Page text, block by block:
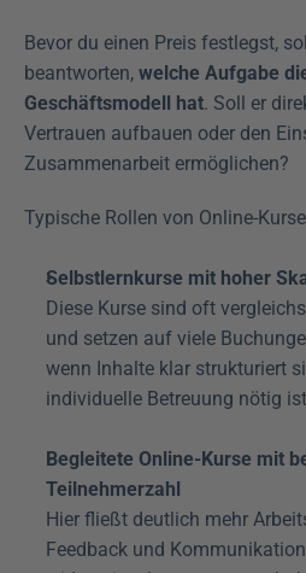
Bevor du einen Preis festlegst,
beantworten, welche Aufgabe
Geschäftsmodell hat. Soll er
Vertrauen aufbauen oder den
Zusammenarbeit ermöglichen?
Typische Rollen von Online-
Selbstlernkurse mit hoher
Diese Kurse sind oft
und setzen auf viele
wenn Inhalte klar strukturiert
individuelle Betreuung nötig
Begleitete Online-Kurse mit
Teilnehmerzahl
Hier fließt deutlich mehr
Feedback und